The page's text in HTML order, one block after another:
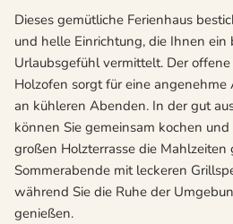
Dieses gemütliche Ferienhaus
und helle Einrichtung, die Ihnen ein
Urlaubsgefühl vermittelt. Der
Holzofen sorgt für eine angenehme
an kühleren Abenden. In der gut
können Sie gemeinsam kochen
großen Holzterrasse die Mahlzeiten
Sommerabende mit leckeren
während Sie die Ruhe der
genießen.